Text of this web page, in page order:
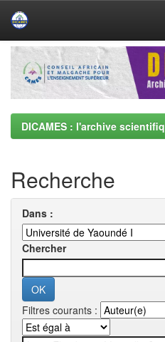
Skip
navigation
DICAMES : l'archive
Recherche
Dans :
Chercher
Filtres courants :